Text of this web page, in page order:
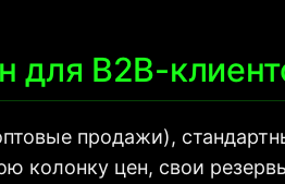
для B2B-
продажи),
колонку цен, свои